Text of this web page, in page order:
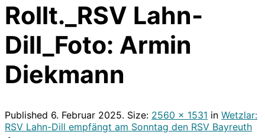
Rollt._RSV Lahn-
Dill_Foto: Armin
Diekmann
Published 6. Februar 2025. Size: 2560 × 1531 in Wetzlar:
RSV Lahn-Dill empfängt am Sonntag den RSV Bayreuth